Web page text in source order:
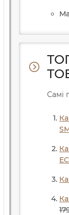
Самі